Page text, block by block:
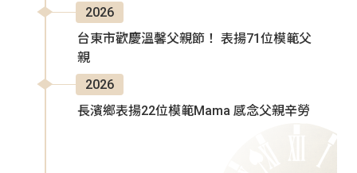
2026
台東市歡慶溫馨父親節！ 表揚71位模範父
親
2026
長濱鄉表揚22位模範Mama 感念父親辛勞